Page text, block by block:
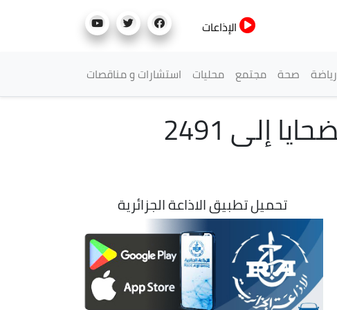
الإذاعات
رياضة صحة مجتمع محليات استشارات و مناقصات
العدوان الصهيوني على لبنان : ارتفاع حصيلة الضحايا إلى 2491
تحميل تطبيق الاذاعة الجزائرية